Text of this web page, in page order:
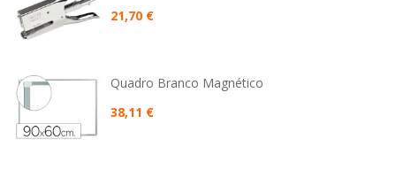
21,70 €
Quadro Branco Magnético
38,11 €